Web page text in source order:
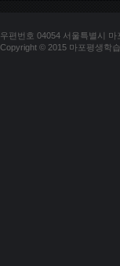
우편번호 04054 서울특별시
Copyright © 2015 마포평생학